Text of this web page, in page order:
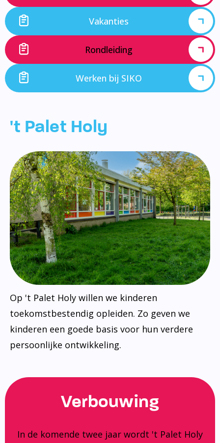
Vakanties
Rondleiding
Werken bij SIKO
't Palet Holy
Op 't Palet Holy willen we kinderen
toekomstbestendig opleiden. Zo geven we
kinderen een goede basis voor hun verdere
persoonlijke ontwikkeling.
Verbouwing
In de komende twee jaar wordt 't Palet Holy